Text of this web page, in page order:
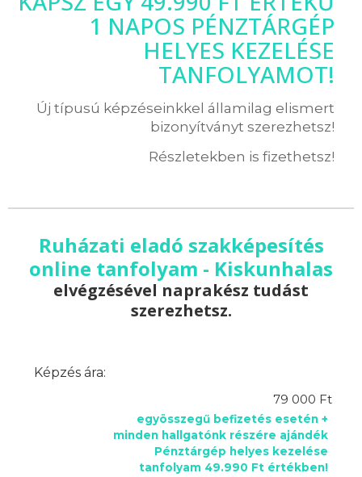
1 NAPOS PÉNZTÁRGÉP
HELYES KEZELÉSE
TANFOLYAMOT!
Új típusú képzéseinkkel államilag elismert
bizonyítványt szerezhetsz!
Részletekben is fizethetsz!
Ruházati eladó szakképesítés
online tanfolyam - Kiskunhalas
elvégzésével naprakész tudást
szerezhetsz.
Képzés ára:
79 000 Ft
egyösszegű befizetés esetén +
minden hallgatónk részére ajándék
Pénztárgép helyes kezelése
tanfolyam 49.990 Ft értékben!